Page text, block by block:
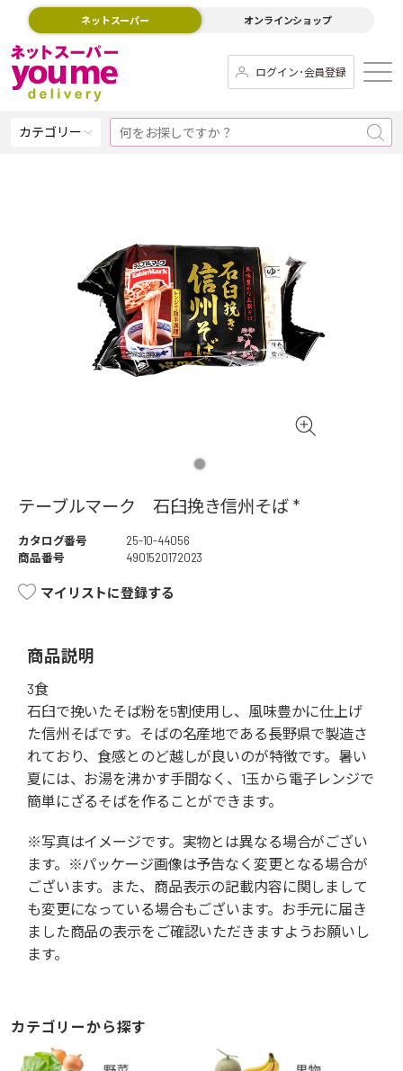
ネットスーパー オンラインショップ
ログイン･会員登録
カテゴリー
テーブルマーク 石臼挽き信州そば *
カタログ番号
25-10-44056
商品番号
4901520172023
マイリストに登録する
商品説明
3食
石臼で挽いたそば粉を5割使用し、風味豊かに仕上げ
た信州そばです。そばの名産地である長野県で製造さ
れており、食感とのど越しが良いのが特徴です。暑い
夏には、お湯を沸かす手間なく、1玉から電子レンジで
簡単にざるそばを作ることができます。
※写真はイメージです。実物とは異なる場合がござい
ます。※パッケージ画像は予告なく変更となる場合が
ございます。また、商品表示の記載内容に関しまして
も変更になっている場合もございます。お手元に届き
ました商品の表示をご確認いただきますようお願いし
ます。
カテゴリーから探す